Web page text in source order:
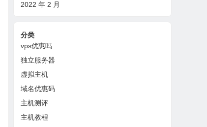
2022 年 2 月
分类
vps优惠吗
独立服务器
虚拟主机
域名优惠码
主机测评
主机教程